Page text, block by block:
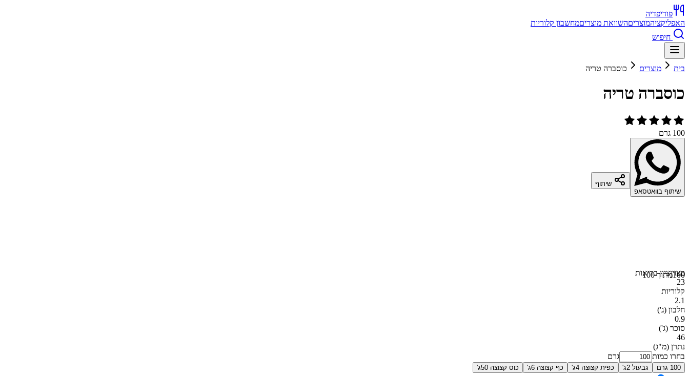
פודיפדיה
האפליקציהמוצריםהשוואת מוצריםמחשבון קלוריות
חיפוש
בית מוצרים כוסברה טריה
כוסברה טריה
100 גרם
שיתוף בוואטסאפ
שיתוף
100מתוך 100מצויןציון בריאות
23
קלוריות
2.1
חלבון (ג')
0.9
סוכר (ג')
46
נתרן (מ"ג)
בחרו כמות
גרם
100 גרם גבעול 2ג' כפית קצוצה 4ג' כף קצוצה 6ג' כוס קצוצה 50ג'